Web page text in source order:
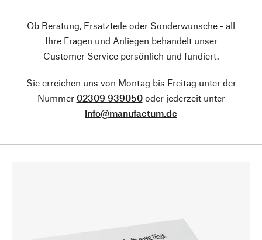
Ob Beratung, Ersatzteile oder Sonderwünsche - all
Ihre Fragen und Anliegen behandelt unser
Customer Service persönlich und fundiert.
Sie erreichen uns von Montag bis Freitag unter der
Nummer 02309 939050oder jederzeit unter
info@manufactum.de